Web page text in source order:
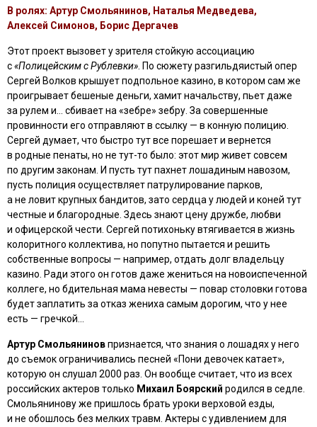
В ролях: Артур Смольянинов, Наталья Медведева,
Алексей Симонов, Борис Дергачев
Этот проект вызовет у зрителя стойкую ассоциацию
с«Полицейским с Рублевки». По сюжету разгильдяистый опер
Сергей Волков крышует подпольное казино, в котором сам же
проигрывает бешеные деньги, хамит начальству, пьет даже
за рулем и… сбивает на «зебре» зебру. За совершенные
провинности его отправляют в ссылку — в конную полицию.
Сергей думает, что быстро тут все порешает и вернется
в родные пенаты, но не тут-то было: этот мир живет совсем
по другим законам. И пусть тут пахнет лошадиным навозом,
пусть полиция осуществляет патрулирование парков,
а не ловит крупных бандитов, зато сердца у людей и коней тут
честные и благородные. Здесь знают цену дружбе, любви
и офицерской чести. Сергей потихоньку втягивается в жизнь
колоритного коллектива, но попутно пытается и решить
собственные вопросы — например, отдать долг владельцу
казино. Ради этого он готов даже жениться на новоиспеченной
коллеге, но бдительная мама невесты — повар столовки готова
будет заплатить за отказ жениха самым дорогим, что у нее
есть — гречкой…
Артур Смольяниновпризнается, что знания о лошадях у него
до съемок ограничивались песней «Пони девочек катает»,
которую он слушал 2000 раз. Он вообще считает, что из всех
российских актеров только Михаил Боярский родился в седле.
Смольянинову же пришлось брать уроки верховой езды,
и не обошлось без мелких травм. Актеры с удивлением для